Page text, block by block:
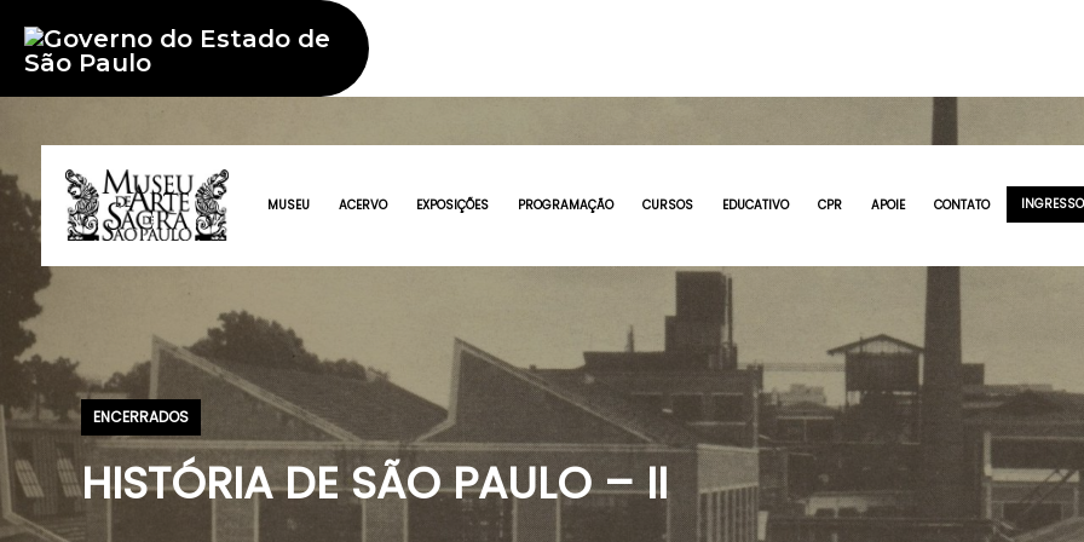
MUSEU ACERVO EXPOSIÇÕES PROGRAMAÇÃO CURSOS EDUCATIVO CPR APOIE CONTATO
ENCERRADOS
HISTÓRIA DE SÃO PAULO – II